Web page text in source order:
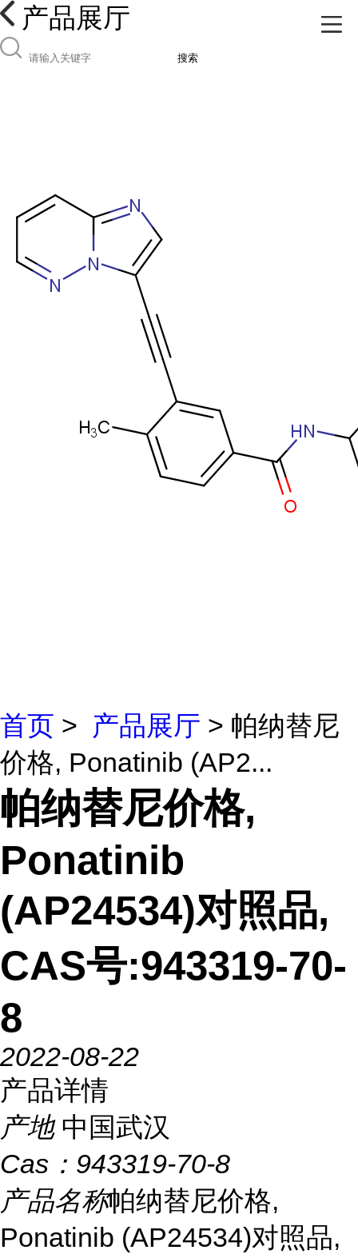
产品展厅
搜索
首页 > 产品展厅 > 帕纳替尼
价格, Ponatinib (AP2...
帕纳替尼价格,
Ponatinib
(AP24534)对照品,
CAS号:943319-70-
8
2022-08-22
产品详情
产地 中国武汉
Cas： 943319-70-8
产品名称帕纳替尼价格,
Ponatinib (AP24534)对照品,